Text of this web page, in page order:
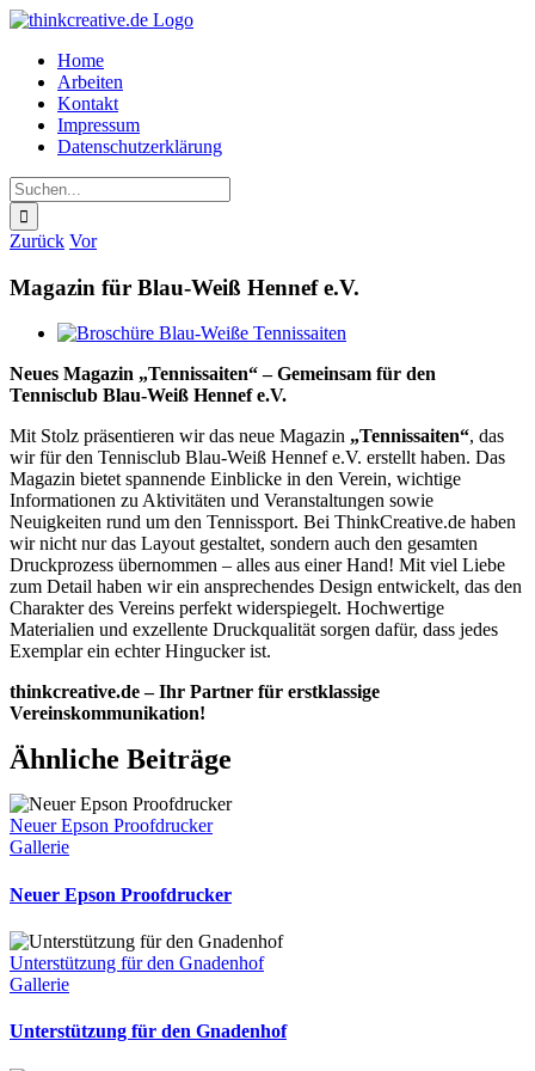
Zum
springenHome
Arbeiten
Kontakt
Impressum
Datenschutzerklärung
Suche
nach:
Zurück Vor
Magazin für Blau-Weiß Hennef e.V.
Zeige
Bild
Neues Magazin „Tennissaiten“ – Gemeinsam für den
Tennisclub Blau-Weiß Hennef e.V.
Mit Stolz präsentieren wir das neue Magazin „Tennissaiten“, das
wir für den Tennisclub Blau-Weiß Hennef e.V. erstellt haben. Das
Magazin bietet spannende Einblicke in den Verein, wichtige
Informationen zu Aktivitäten und Veranstaltungen sowie
Neuigkeiten rund um den Tennissport. Bei ThinkCreative.de haben
wir nicht nur das Layout gestaltet, sondern auch den gesamten
Druckprozess übernommen – alles aus einer Hand! Mit viel Liebe
zum Detail haben wir ein ansprechendes Design entwickelt, das den
Charakter des Vereins perfekt widerspiegelt. Hochwertige
Materialien und exzellente Druckqualität sorgen dafür, dass jedes
Exemplar ein echter Hingucker ist.
thinkcreative.de – Ihr Partner für erstklassige
Vereinskommunikation!
Ähnliche Beiträge
Neuer Epson Proofdrucker
Gallerie
Neuer Epson Proofdrucker
Unterstützung für den Gnadenhof
Gallerie
Unterstützung für den Gnadenhof